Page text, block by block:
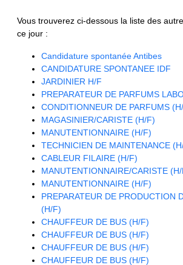
Vous trouverez ci-dessous la liste des
ce jour :
Candidature spontanée Antibes
CANDIDATURE SPONTANEE IDF
JARDINIER H/F
PREPARATEUR DE PARFUMS
CONDITIONNEUR DE PARFUMS
MAGASINIER/CARISTE (H/F)
MANUTENTIONNAIRE (H/F)
TECHNICIEN DE MAINTENANCE
CABLEUR FILAIRE (H/F)
MANUTENTIONNAIRE/CARISTE
MANUTENTIONNAIRE (H/F)
PREPARATEUR DE PRODUCTION
(H/F)
CHAUFFEUR DE BUS (H/F)
CHAUFFEUR DE BUS (H/F)
CHAUFFEUR DE BUS (H/F)
CHAUFFEUR DE BUS (H/F)